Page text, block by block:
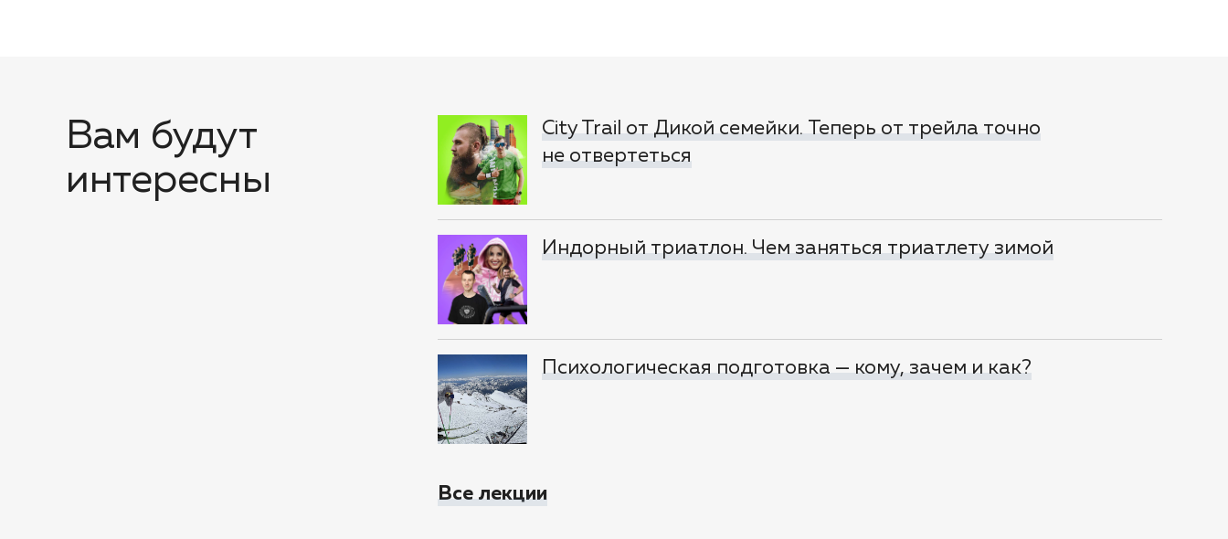
Вам будут
интересны
City Trail от Дикой семейки. Теперь от трейла точно
не отвертеться
Индорный триатлон. Чем заняться триатлету зимой
Психологическая подготовка — кому, зачем и как?
Все лекции